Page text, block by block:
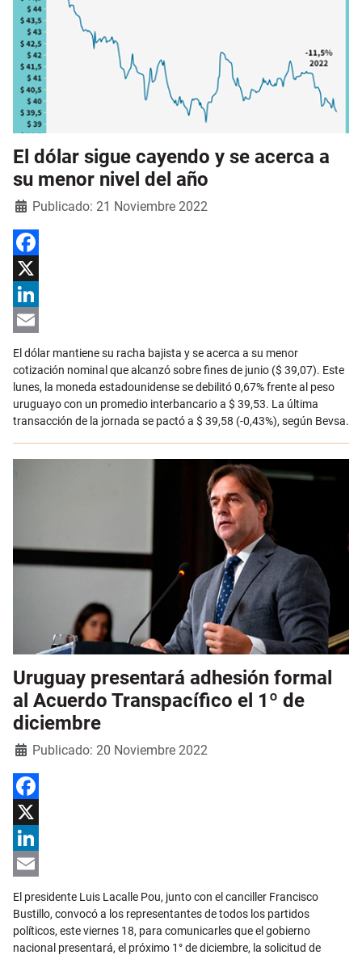
El dólar sigue cayendo y se acerca a
su menor nivel del año
DetallesPublicado: 21 Noviembre 2022
Facebook
X
LinkedIn
Email
El dólar mantiene su racha bajista y se acerca a su menor
cotización nominal que alcanzó sobre fines de junio ($ 39,07). Este
lunes, la moneda estadounidense se debilitó 0,67% frente al peso
uruguayo con un promedio interbancario a $ 39,53. La última
transacción de la jornada se pactó a $ 39,58 (-0,43%), según Bevsa.
Uruguay presentará adhesión formal
al Acuerdo Transpacífico el 1º de
diciembre
Detalles
Publicado: 20 Noviembre 2022
Facebook
X
LinkedIn
Email
El presidente Luis Lacalle Pou, junto con el canciller Francisco
Bustillo, convocó a los representantes de todos los partidos
políticos, este viernes 18, para comunicarles que el gobierno
nacional presentará, el próximo 1° de diciembre, la solicitud de